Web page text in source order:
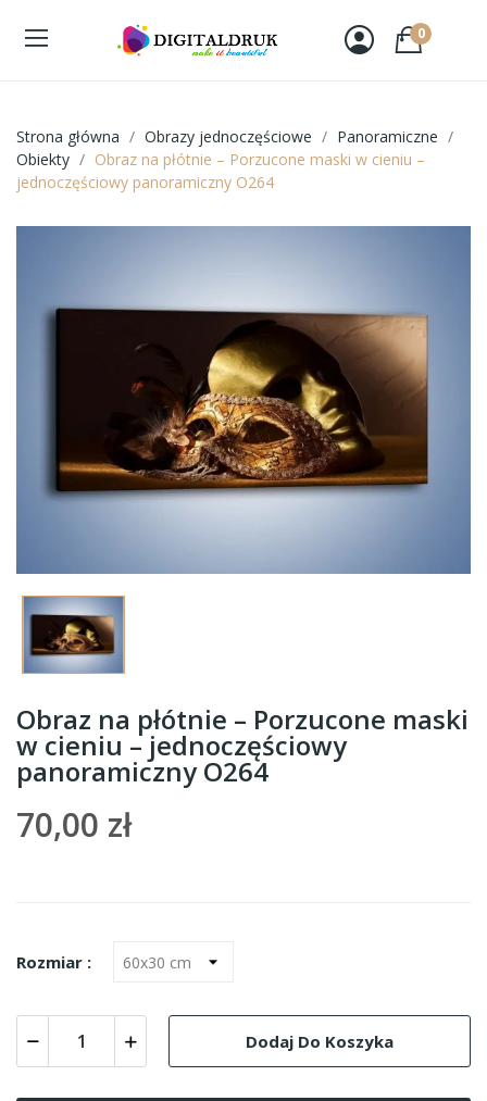
0
Strona główna Obrazy jednoczęściowe
Panoramiczne
Obiekty
Obraz na płótnie – Porzucone maski w cieniu –
jednoczęściowy panoramiczny O264
Obraz na płótnie – Porzucone maski
w cieniu – jednoczęściowy
panoramiczny O264
70,00 zł
Rozmiar :
Dodaj Do Koszyka